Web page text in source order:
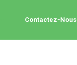
Contactez-Nous